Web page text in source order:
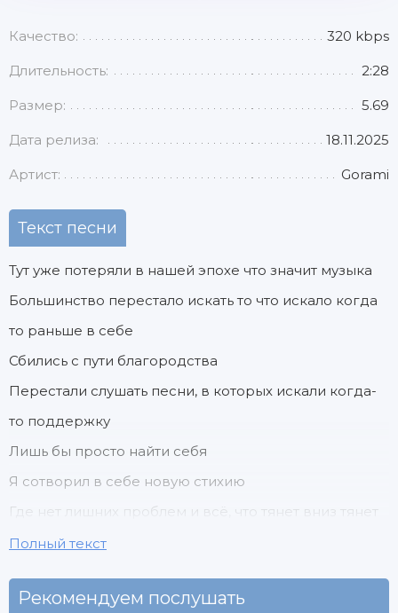
Качество: 320 kbps
Длительность: 2:28
Размер: 5.69
Дата релиза: 18.11.2025
Артист: Gorami
Текст песни
Тут уже потеряли в нашей эпохе что значит музыка
Большинство перестало искать то что искало когда
то раньше в себе
Сбились с пути благородства
Перестали слушать песни, в которых искали когда-
то поддержку
Лишь бы просто найти себя
Я сотворил в себе новую стихию
Где нет лишних проблем и всё, что тянет вниз тянет
вниз
Полный текст
Рекомендуем послушать